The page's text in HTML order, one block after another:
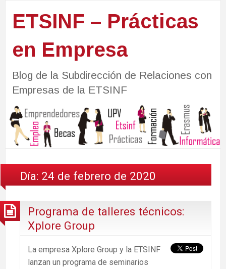
ETSINF – Prácticas
en Empresa
Blog de la Subdirección de Relaciones con
Empresas de la ETSINF
Día: 24 de febrero de 2020
Programa de talleres técnicos:
Xplore Group
La empresa Xplore Group y la ETSINF
lanzan un programa de seminarios